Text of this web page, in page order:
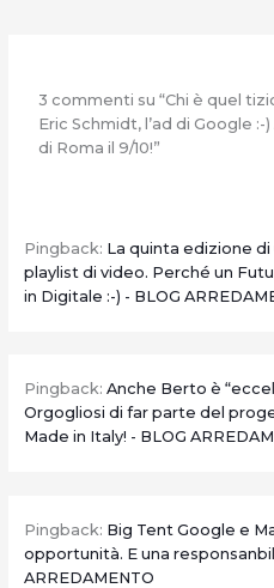
3 commenti su “Chi è quel
Eric Schmidt, l’ad di Google
di Roma il 9/10!”
Pingback: La quinta edizione
playlist di video. Perché un
in Digitale :-) - BLOG
Pingback: Anche Berto è
Orgogliosi di far parte del
Made in Italy! - BLOG
Pingback: Big Tent Google e
opportunità. E una
ARREDAMENTO